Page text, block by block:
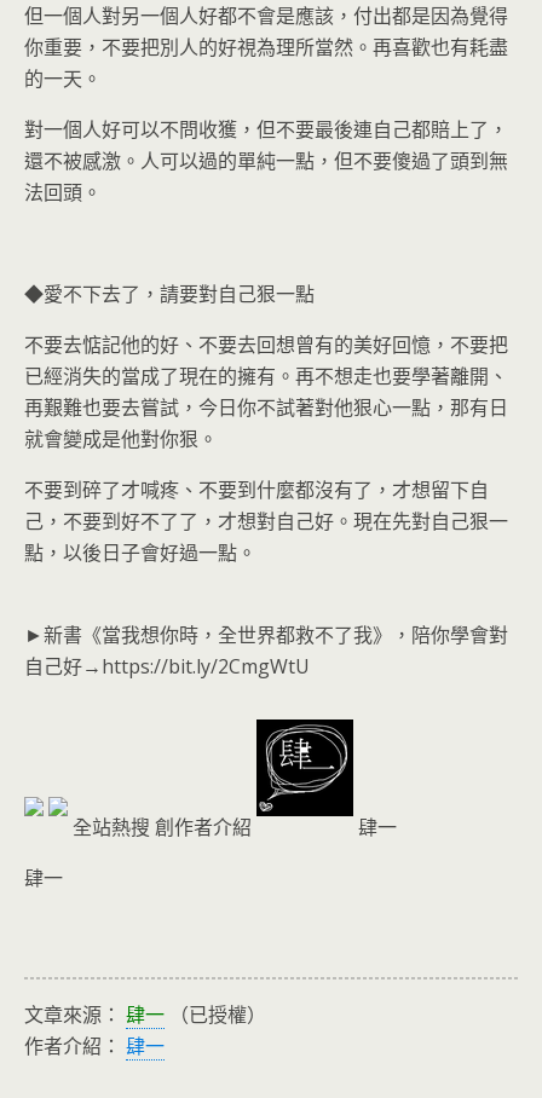
但一個人對另一個人好都不會是應該，付出都是因為覺得
你重要，不要把別人的好視為理所當然。再喜歡也有耗盡
的一天。
對一個人好可以不問收獲，但不要最後連自己都賠上了，
還不被感激。人可以過的單純一點，但不要傻過了頭到無
法回頭。
◆愛不下去了，請要對自己狠一點
不要去惦記他的好、不要去回想曾有的美好回憶，不要把
已經消失的當成了現在的擁有。再不想走也要學著離開、
再艱難也要去嘗試，今日你不試著對他狠心一點，那有日
就會變成是他對你狠。
不要到碎了才喊疼、不要到什麼都沒有了，才想留下自
己，不要到好不了了，才想對自己好。現在先對自己狠一
點，以後日子會好過一點。
►新書《當我想你時，全世界都救不了我》，陪你學會對
自己好→https://bit.ly/2CmgWtU
全站熱搜 創作者介紹
肆一
肆一
文章來源： 肆一 （已授權）
作者介紹： 肆一